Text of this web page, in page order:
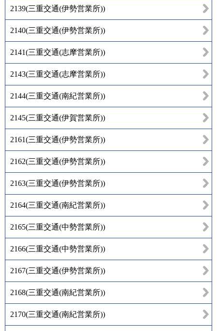
2139(三重交通(伊勢営業所))
2140(三重交通(伊勢営業所))
2141(三重交通(志摩営業所))
2143(三重交通(志摩営業所))
2144(三重交通(南紀営業所))
2145(三重交通(伊賀営業所))
2161(三重交通(伊勢営業所))
2162(三重交通(伊勢営業所))
2163(三重交通(伊勢営業所))
2164(三重交通(南紀営業所))
2165(三重交通(中勢営業所))
2166(三重交通(中勢営業所))
2167(三重交通(伊勢営業所))
2168(三重交通(南紀営業所))
2170(三重交通(南紀営業所))